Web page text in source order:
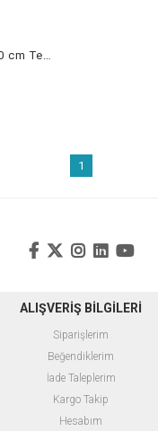
Güral Vit 37 cm x 60 cm Tezgah Üstü Lavabo
1
ALIŞVERİŞ BİLGİLERİ
Siparişlerim
Beğendiklerim
İade Taleplerim
Kargo Takip
Hesabım